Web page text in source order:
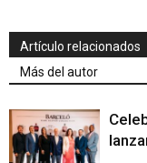
Artículo relacionados
Más del autor